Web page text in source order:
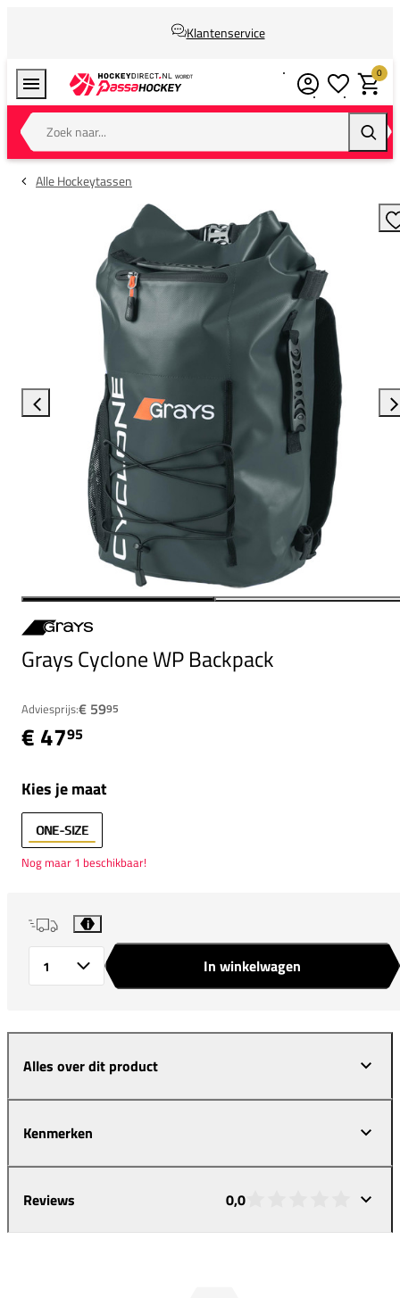
Klantenservice
Zoek naar...
0
Alle Hockeytassen
Grays Cyclone WP Backpack
Adviesprijs:€ 5995
€ 4795
Kies je maat
ONE-SIZE
Nog maar 1 beschikbaar!
i
In winkelwagen
Alles over dit product
Kenmerken
Reviews 0,0